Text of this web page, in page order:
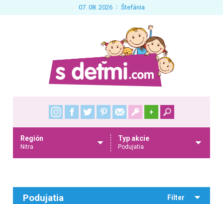
07. 08. 2026 Štefánia
+
Región
Nitra
Typ akcie
Podujatia
Podujatia Filter